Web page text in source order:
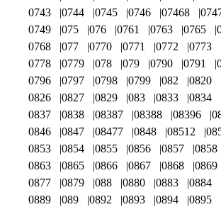
0743
0744 0745 0746 07468
0749
075 076 0761 0763 0765
0768
077 0770 0771 0772 0773
0778
0779 078 079 0790 0791
0796
0797 0798 0799 082 0820
0826
0827 0829 083 0833 0834
0837
0838 08387 08388 08396
0846
0847 08477 0848 08512
0853
0854 0855 0856 0857 0858
0863
0865 0866 0867 0868 0869
0877
0879 088 0880 0883 0884
0889
089 0892 0893 0894 0895